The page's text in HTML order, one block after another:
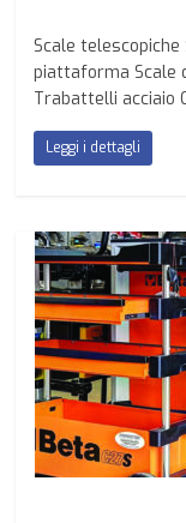
Scale
piattaforma Scale
Trabattelli acciaio
Leggi i dettagli